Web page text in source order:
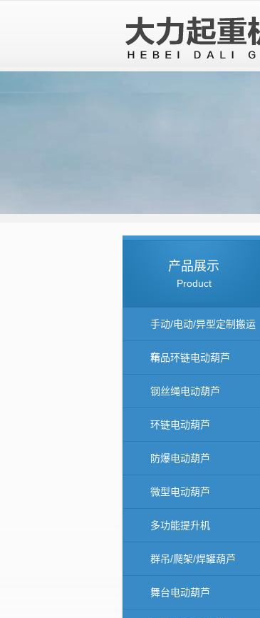
产品展示
Product
手动/电动/异型定制搬运
车
精品环链电动葫芦
钢丝绳电动葫芦
环链电动葫芦
防爆电动葫芦
微型电动葫芦
多功能提升机
群吊/爬架/焊罐葫芦
舞台电动葫芦